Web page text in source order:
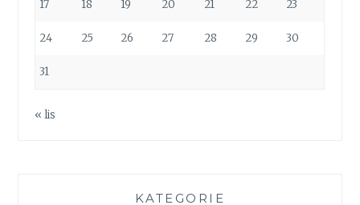
17 18 19 20 21 22 23
24 25 26 27 28 29 30
31
« lis
KATEGORIE